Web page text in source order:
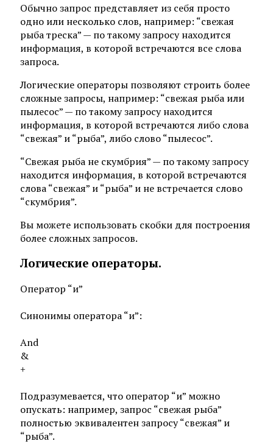
Обычно запрос представляет из себя просто
одно или несколько слов, например: “свежая
рыба треска” — по такому запросу находится
информация, в которой встречаются все слова
запроса.
Логические операторы позволяют строить более
сложные запросы, например: “свежая рыба или
пылесос” — по такому запросу находится
информация, в которой встречаются либо слова
“свежая” и “рыба”, либо слово “пылесос”.
“Свежая рыба не скумбрия” — по такому запросу
находится информация, в которой встречаются
слова “свежая” и “рыба” и не встречается слово
“скумбрия”.
Вы можете использовать скобки для построения
более сложных запросов.
Логические операторы.
Оператор “и”
Синонимы оператора “и”:
And
&
+
Подразумевается, что оператор “и” можно
опускать: например, запрос “свежая рыба”
полностью эквивалентен запросу “свежая” и
“рыба”.